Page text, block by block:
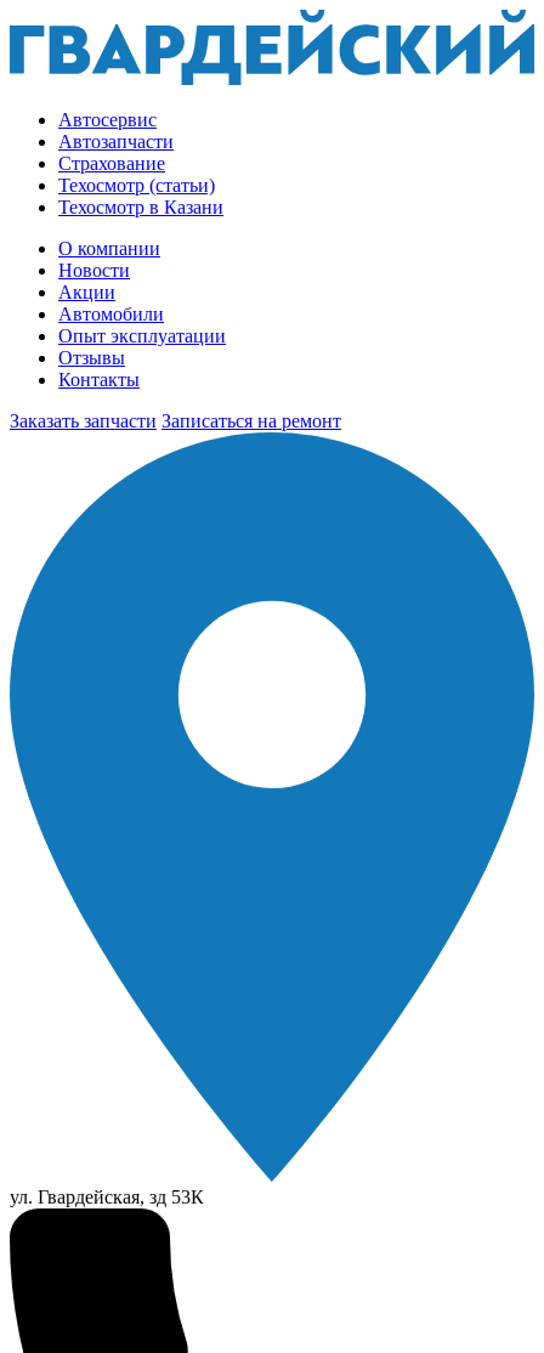
Автосервис
Автозапчасти
Страхование
Техосмотр (статьи)
Техосмотр в Казани
О компании
Новости
Акции
Автомобили
Опыт эксплуатации
Отзывы
Контакты
Заказать запчасти Записаться на ремонт
ул. Гвардейская, зд 53К